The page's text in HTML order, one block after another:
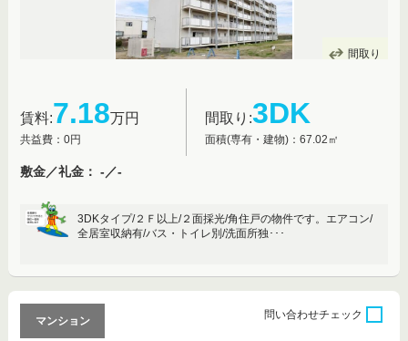
間取り
賃料:7.18万円
共益費：0円
間取り:3DK
面積(専有・建物)：67.02㎡
敷金／礼金： -／-
3DKタイプ/２Ｆ以上/２面採光/角住戸の物件です。エアコン/
全居室収納有/バス・トイレ別/洗面所独･･･
マンション
問い合わせチェック